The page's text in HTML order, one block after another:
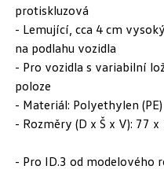
protiskluzová
- Lemující, cca 4 cm
na podlahu vozidla
- Pro vozidla s variabilní
poloze
- Materiál: Polyethylen (PE)
- Rozměry (D x Š x V): 77
- Pro ID.3 od modelového